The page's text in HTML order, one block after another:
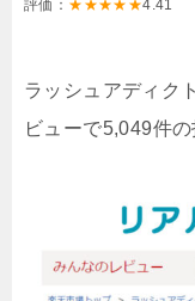
評価： ★★★★★4.41
ラッシュアディク
ビューで5,049件の